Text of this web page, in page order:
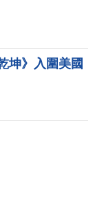
坤》入圍美國